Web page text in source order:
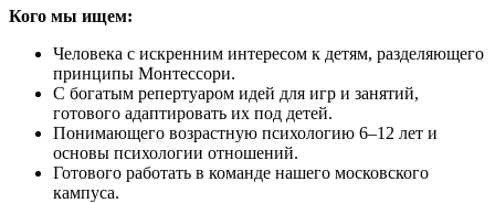
Кого мы ищем:
Человека с искренним интересом к детям, разделяющего
принципы Монтессори.
С богатым репертуаром идей для игр и занятий,
готового адаптировать их под детей.
Понимающего возрастную психологию 6–12 лет и
основы психологии отношений.
Готового работать в команде нашего московского
кампуса.